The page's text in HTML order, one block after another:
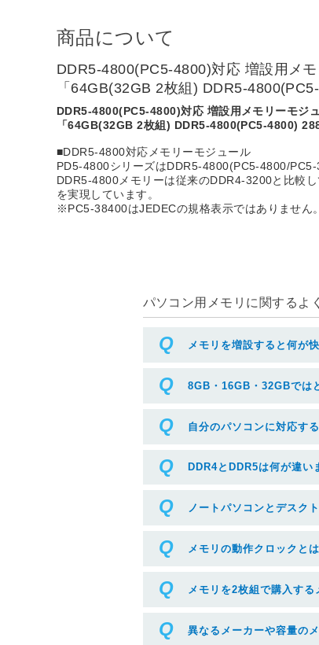
商品について
DDR5-4800(PC5-4800)対応 増設用メ
「64GB(32GB 2枚組) DDR5-
DDR5-4800(PC5-4800)対応 増設用メモリーモジ
「64GB(32GB 2枚組) DDR5-4800(PC5-4800)
■DDR5-4800対応メモリーモジュール
PD5-4800シリーズはDDR5-4800(PC5-4800/
DDR5-4800メモリーは従来のDDR4-3200と比較
を実現しています。
※PC5-38400はJEDECの規格表示ではありません。
パソコン用メモリに関するよ
メモリを増設すると何が
8GB・16GB・32GBでは
自分のパソコンに対応す
DDR4とDDR5は何が違い
ノートパソコンとデスク
メモリの動作クロックと
メモリを2枚組で購入す
異なるメーカーや容量の